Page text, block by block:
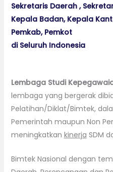
Sekretaris Daerah ,
Kepala Badan, Kepala
Pemkab, Pemkot
di Seluruh Indonesia
Lembaga Studi
lembaga yang bergerak
Pelatihan/Diklat/Bimtek,
Pemerintah maupun Non
meningkatkan kinerja SDM
Bimtek Nasional dengan